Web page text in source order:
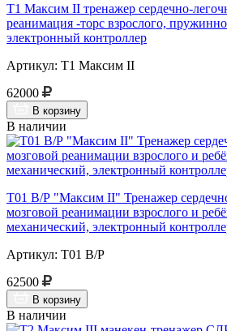
Т1 Максим II тренажер сердечно-
реанимация -торс взрослого,
электронный контроллер
Артикул: Т1 Максим II
62000
В корзину
В наличии
Т01 В/Р "Максим II" Тренажер
мозговой реанимации взрослого и
механический, электронный
Артикул: Т01 В/Р
62500
В корзину
В наличии